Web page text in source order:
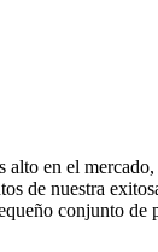
en el
de nuestra
conjunto de